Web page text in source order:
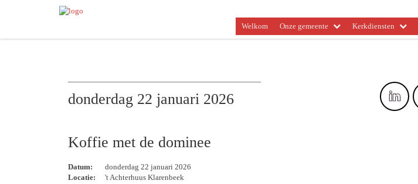
Welkom Onze gemeente Kerkdiensten
donderdag 22 januari 2026
Koffie met de dominee
Datum:
donderdag 22 januari 2026
Locatie:
't Achterhuus Klarenbeek